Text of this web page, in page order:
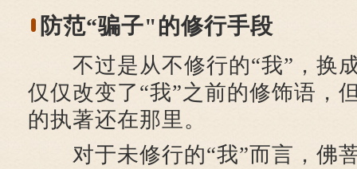
防范“骗子"的修行手段
不过是从不修行的“我”，换成
仅仅改变了“我”之前的修饰语，
的执著还在那里。
对于未修行的“我”而言，佛